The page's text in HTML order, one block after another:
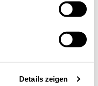
Details zeigen
Digital Rhein-